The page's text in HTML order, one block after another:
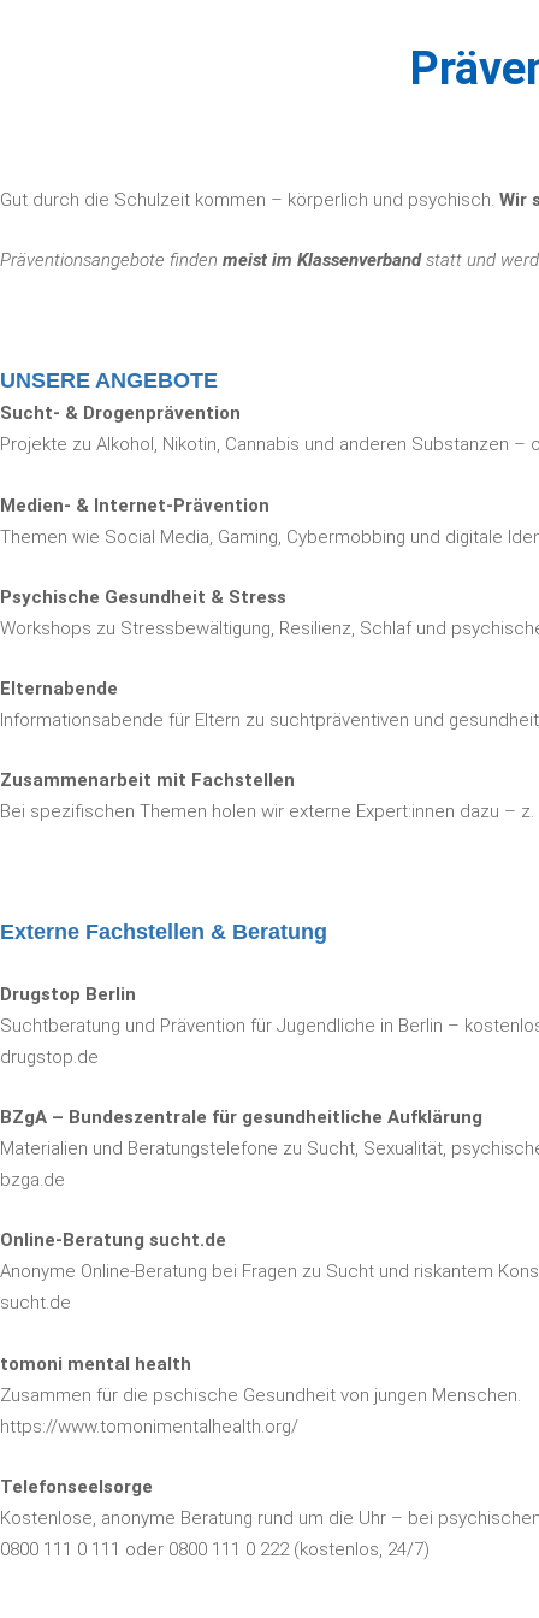
Gut durch die Schulzeit kommen – körperlich und psychisch. Wir
Präventionsangebote finden meist im Klassenverbandstatt und
UNSERE ANGEBOTE
Sucht- & Drogenprävention
Projekte zu Alkohol, Nikotin, Cannabis und anderen Substanzen
Medien- & Internet-Prävention
Themen wie Social Media, Gaming, Cybermobbing und digitale
Psychische Gesundheit & Stress
Workshops zu Stressbewältigung, Resilienz, Schlaf und
Elternabende
Informationsabende für Eltern zu suchtpräventiven und
Zusammenarbeit mit Fachstellen
Bei spezifischen Themen holen wir externe Expert:innen dazu –
Externe Fachstellen & Beratung
Drugstop Berlin
Suchtberatung und Prävention für Jugendliche in Berlin –
drugstop.de
BZgA – Bundeszentrale für gesundheitliche Aufklärung
Materialien und Beratungstelefone zu Sucht, Sexualität,
bzga.de
Online-Beratung sucht.de
Anonyme Online-Beratung bei Fragen zu Sucht und riskantem
sucht.de
tomoni mental health
Zusammen für die pschische Gesundheit von jungen Menschen.
https://www.tomonimentalhealth.org/
Telefonseelsorge
Kostenlose, anonyme Beratung rund um die Uhr – bei
0800 111 0 111 oder 0800 111 0 222 (kostenlos, 24/7)